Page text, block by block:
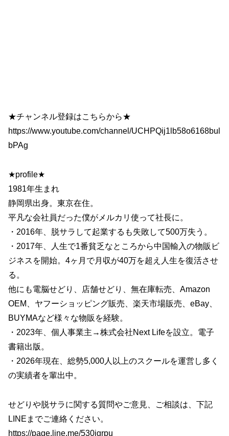
★チャンネル登録はこちらから★
https://www.youtube.com/channel/UCHPQij1lb58o6168bul
bPAg
★profile★
1981年生まれ
静岡県出身。東京在住。
平凡な会社員だった僕がメルカリ使って社長に。
・2016年、脱サラして起業するも失敗して500万失う。
・2017年、人生で1番貧乏なところから中国輸入の物販ビ
ジネスを開始。4ヶ月で月収が40万を超え人生を復活させ
る。
他にも電脳せどり、店舗せどり、無在庫転売、Amazon
OEM、ヤフーショッピング販売、楽天市場販売、eBay、
BUYMAなど様々な物販を経験。
・2023年、個人事業主→株式会社Next Lifeを設立。電子
書籍出版。
・2026年現在、総勢5,000人以上のスクールを運営し多く
の実績者を輩出中。
せどりや脱サラに関する質問やご意見、ご相談は、下記
LINEまでご連絡ください。
https://page.line.me/530jgrpu